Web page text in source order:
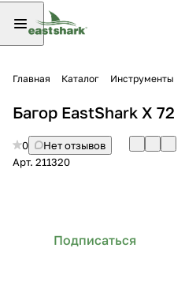
Главная Каталог Инструменты
Багор EastShark X 72
0
Нет отзывов
Арт. 211320
Подписаться